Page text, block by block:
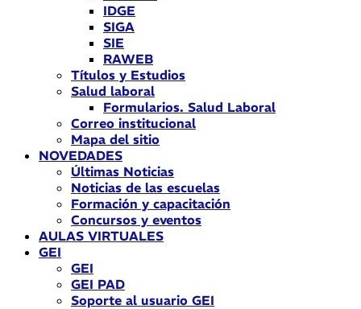
IDGE
SIGA
SIE
RAWEB
Títulos y Estudios
Salud laboral
Formularios. Salud Laboral
Correo institucional
Mapa del sitio
NOVEDADES
Últimas Noticias
Noticias de las escuelas
Formación y capacitación
Concursos y eventos
AULAS VIRTUALES
GEI
GEI
GEI PAD
Soporte al usuario GEI